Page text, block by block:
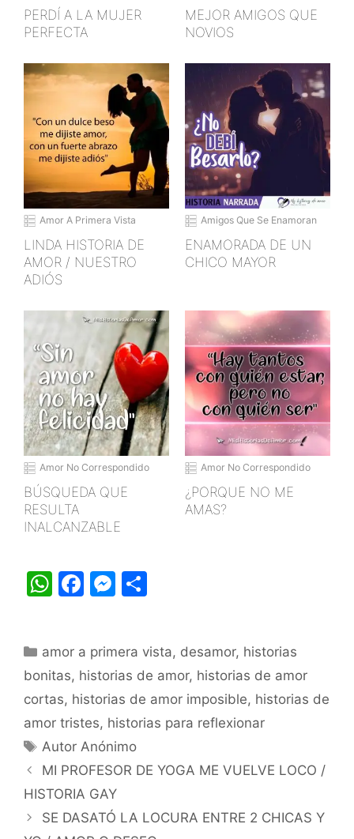
PERDÍ A LA MUJER
PERFECTA
MEJOR AMIGOS QUE
NOVIOS
Amor A Primera Vista
LINDA HISTORIA DE
AMOR / NUESTRO
ADIÓS
Amigos Que Se Enamoran
ENAMORADA DE UN
CHICO MAYOR
Amor No Correspondido
BÚSQUEDA QUE
RESULTA
INALCANZABLE
Amor No Correspondido
¿PORQUE NO ME
AMAS?
W
s
A
p
p
F
e
b
o
o
k
M
s
e
n
g
er
e
Categorías
amor a primera vista, desamor, historias
bonitas, historias de amor, historias de amor
cortas, historias de amor imposible, historias de
amor tristes, historias para reflexionar
Etiquetas
Autor Anónimo
MI PROFESOR DE YOGA ME VUELVE LOCO /
HISTORIA GAY
SE DASATÓ LA LOCURA ENTRE 2 CHICAS Y